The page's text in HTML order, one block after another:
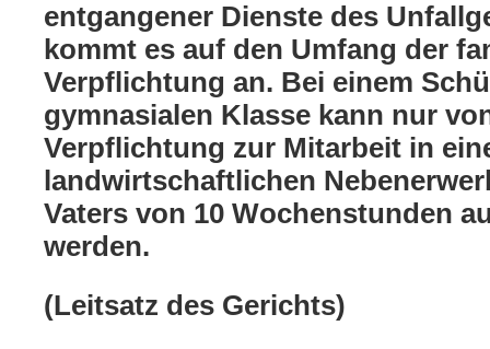
entgangener Dienste des
kommt es auf den Umfang der
Verpflichtung an. Bei einem
gymnasialen Klasse kann nur
Verpflichtung zur Mitarbeit in
landwirtschaftlichen
Vaters von 10 Wochenstunden
werden.
(Leitsatz des Gerichts)